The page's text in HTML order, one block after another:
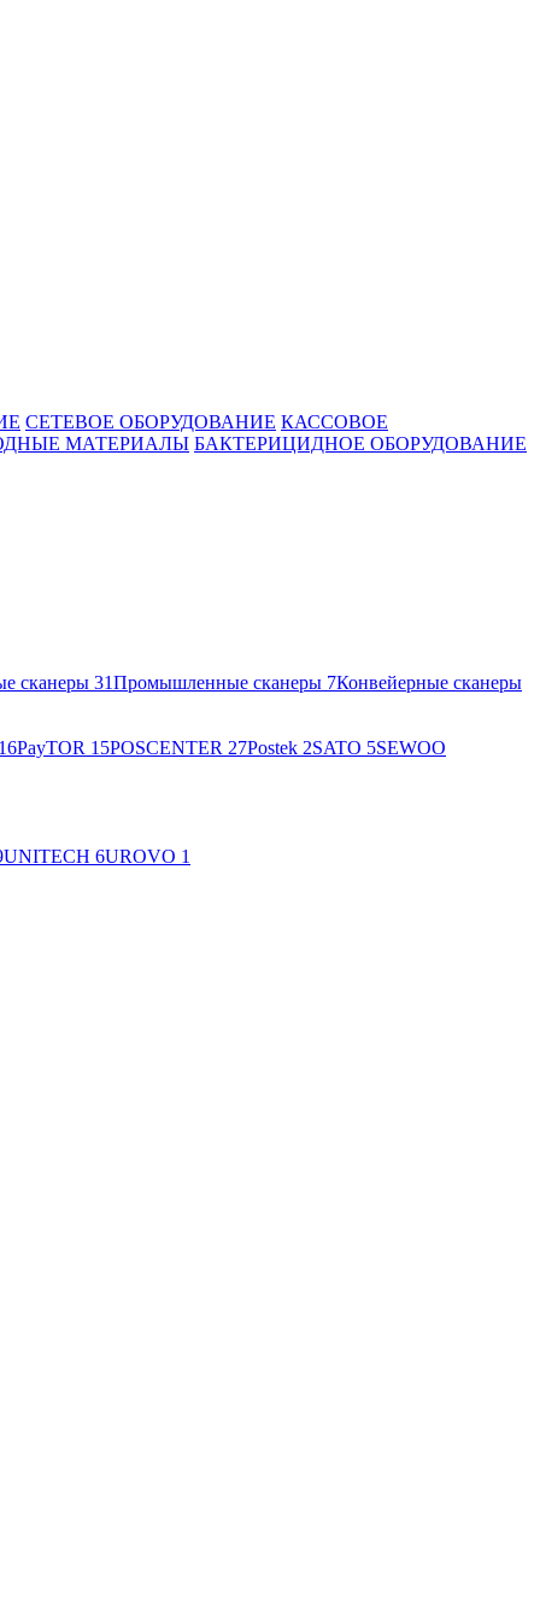
СЕТЕВОЕ ОБОРУДОВАНИЕ КАССОВОЕ
МАТЕРИАЛЫ БАКТЕРИЦИДНОЕ ОБОРУДОВАНИЕ
сканеры 31Промышленные сканеры 7Конвейерные сканеры
16PayTOR 15POSCENTER 27Postek 2SATO 5SEWOO
UNITECH 6UROVO 1